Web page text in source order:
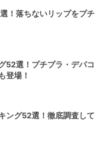
！落ちないリップをプチ
52選！プチプラ・デパコ
登場！
ング52選！徹底調査して